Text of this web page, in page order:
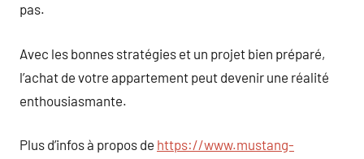
pas.
Avec les bonnes stratégies et un projet bien préparé,
l’achat de votre appartement peut devenir une réalité
enthousiasmante.
Plus d’infos à propos de https://www.mustang-